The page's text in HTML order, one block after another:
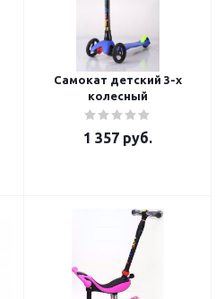
Самокат детский 3-х
колесный
1 357 руб.